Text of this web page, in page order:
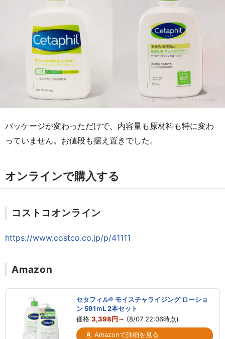
パッケージが変わっただけで、内容量も原材料も特に変わ
っていません。お値段も据え置きでした。
オンラインで購入する
コストコオンライン
https://www.costco.co.jp/p/41111
Amazon
セタフィル® モイスチャライジング ローショ
ン 591ｍL 2本セット
価格 3,398円～ (8/07 22:06時点)
Amazonで詳細を見る